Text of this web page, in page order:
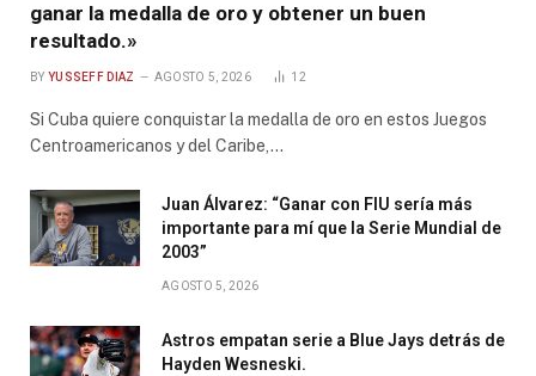
ganar la medalla de oro y obtener un buen
resultado.»
BY YUSSEFF DIAZ AGOSTO 5, 2026 12
Si Cuba quiere conquistar la medalla de oro en estos Juegos
Centroamericanos y del Caribe,…
Juan Álvarez: “Ganar con FIU sería más
importante para mí que la Serie Mundial de
2003”
AGOSTO 5, 2026
Astros empatan serie a Blue Jays detrás de
Hayden Wesneski.